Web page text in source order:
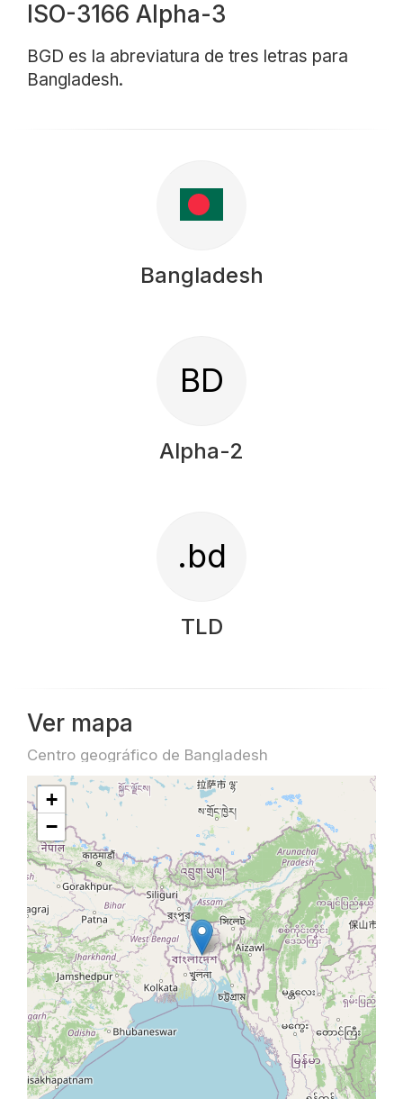
ISO-3166 Alpha-3
BGD es la abreviatura de tres letras para
Bangladesh.
Bangladesh
BD
Alpha-2
.bd
TLD
Ver mapa
Centro geográfico de Bangladesh
+
−